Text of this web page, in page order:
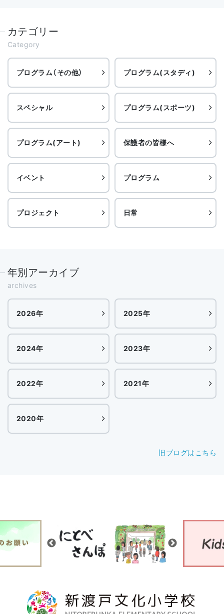
カテゴリー
Category
プログラム（その他） プログラム(スタディ)
スペシャル プログラム(スポーツ)
プログラム(アート) 保護者の皆様へ
イベント プログラム
プロジェクト 日常
年別アーカイブ
archives
2026年 2025年
2024年 2023年
2022年 2021年
2020年
旧ブログはこちら